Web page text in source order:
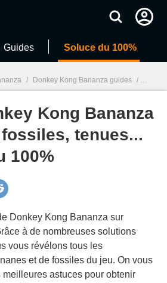
Guides Soluce du 100%
/ Donkey Kong Bananza guides /
Kong Bananza
tenues...
100%
Donkey Kong Bananza sur
à de nombreuses solutions
vous révélons tous les
et de fossiles du jeu. On vous
astuces pour obtenir